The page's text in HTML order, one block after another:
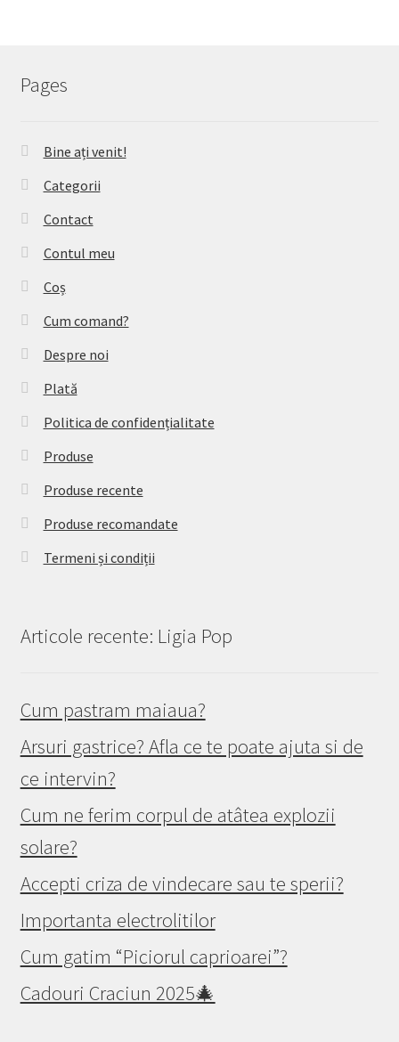
Pages
Bine ați venit!
Categorii
Contact
Contul meu
Coș
Cum comand?
Despre noi
Plată
Politica de confidențialitate
Produse
Produse recente
Produse recomandate
Termeni și condiții
Articole recente: Ligia Pop
Cum pastram maiaua?
Arsuri gastrice? Afla ce te poate ajuta si de
ce intervin?
Cum ne ferim corpul de atâtea explozii
solare?
Accepti criza de vindecare sau te sperii?
Importanta electrolitilor
Cum gatim “Piciorul caprioarei”?
Cadouri Craciun 2025🎄